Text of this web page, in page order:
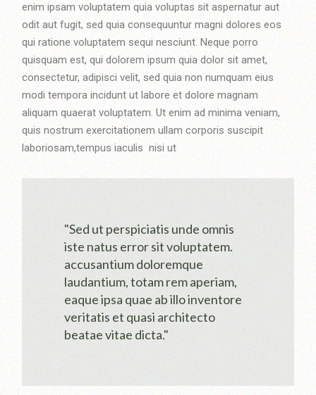
enim ipsam voluptatem quia voluptas sit aspernatur aut
odit aut fugit, sed quia consequuntur magni dolores eos
qui ratione voluptatem sequi nesciunt. Neque porro
quisquam est, qui dolorem ipsum quia dolor sit amet,
consectetur, adipisci velit, sed quia non numquam eius
modi tempora incidunt ut labore et dolore magnam
aliquam quaerat voluptatem. Ut enim ad minima veniam,
quis nostrum exercitationem ullam corporis suscipit
laboriosam,tempus iaculis nisi ut
"Sed ut perspiciatis unde omnis
iste natus error sit voluptatem.
accusantium doloremque
laudantium, totam rem aperiam,
eaque ipsa quae ab illo inventore
veritatis et quasi architecto
beatae vitae dicta."